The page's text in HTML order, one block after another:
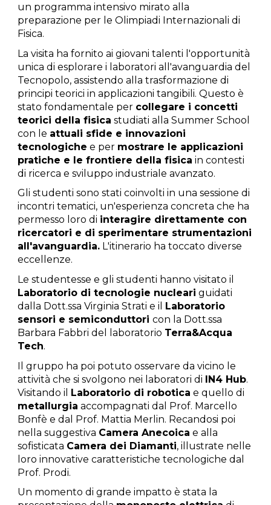
un programma intensivo mirato alla
preparazione per le Olimpiadi Internazionali di
Fisica.
La visita ha fornito ai giovani talenti l'opportunità
unica di esplorare i laboratori all'avanguardia del
Tecnopolo, assistendo alla trasformazione di
principi teorici in applicazioni tangibili. Questo è
stato fondamentale per collegare i concetti
teorici della fisica studiati alla Summer School
con le attuali sfide e innovazioni
tecnologiche e per mostrare le applicazioni
pratiche e le frontiere della fisica in contesti
di ricerca e sviluppo industriale avanzato.
Gli studenti sono stati coinvolti in una sessione di
incontri tematici, un'esperienza concreta che ha
permesso loro di interagire direttamente con
ricercatori e di sperimentare strumentazioni
all'avanguardia. L'itinerario ha toccato diverse
eccellenze.
Le studentesse e gli studenti hanno visitato il
Laboratorio di tecnologie nucleari guidati
dalla Dott.ssa Virginia Strati e il Laboratorio
sensori e semiconduttoricon la Dott.ssa
Barbara Fabbri del laboratorio Terra&Acqua
Tech.
Il gruppo ha poi potuto osservare da vicino le
attività che si svolgono nei laboratori di IN4 Hub.
Visitando il Laboratorio di robotica e quello di
metallurgia accompagnati dal Prof. Marcello
Bonfè e dal Prof. Mattia Merlin. Recandosi poi
nella suggestiva Camera Anecoica e alla
sofisticata Camera dei Diamanti, illustrate nelle
loro innovative caratteristiche tecnologiche dal
Prof. Prodi.
Un momento di grande impatto è stata la